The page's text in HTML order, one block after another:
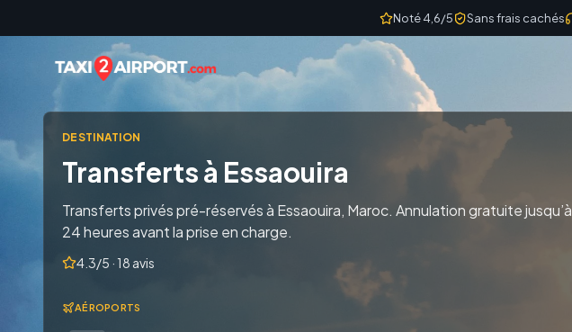
Noté 4,6/5 Sans frais cachés
DESTINATION
Transferts à Essaouira
Transferts privés pré-réservés à Essaouira, Maroc. Annulation gratuite jusqu’à
24 heures avant la prise en charge.
4.3/5 · 18 avis
AÉROPORTS